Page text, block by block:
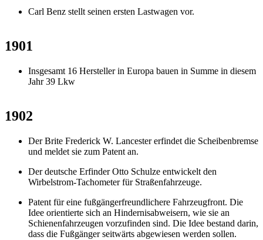
Carl Benz stellt seinen ersten Lastwagen vor.
1901
Insgesamt 16 Hersteller in Europa bauen in Summe in diesem
Jahr 39 Lkw
1902
Der Brite Frederick W. Lancester erfindet die Scheibenbremse
und meldet sie zum Patent an.
Der deutsche Erfinder Otto Schulze entwickelt den
Wirbelstrom-Tachometer für Straßenfahrzeuge.
Patent für eine fußgängerfreundlichere Fahrzeugfront. Die
Idee orientierte sich an Hindernisabweisern, wie sie an
Schienenfahrzeugen vorzufinden sind. Die Idee bestand darin,
dass die Fußgänger seitwärts abgewiesen werden sollen.